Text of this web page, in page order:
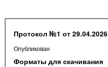
Протокол №1 от 29.04.2026
Опубликован
Форматы для скачивания